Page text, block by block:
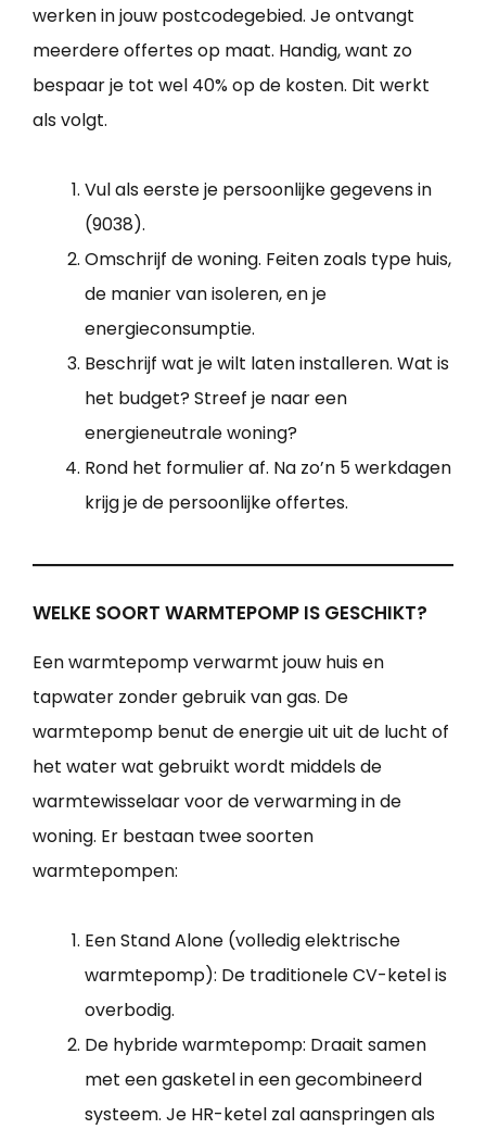
werken in jouw postcodegebied. Je ontvangt
meerdere offertes op maat. Handig, want zo
bespaar je tot wel 40% op de kosten. Dit werkt
als volgt.
Vul als eerste je persoonlijke gegevens in
(9038).
Omschrijf de woning. Feiten zoals type huis,
de manier van isoleren, en je
energieconsumptie.
Beschrijf wat je wilt laten installeren. Wat is
het budget? Streef je naar een
energieneutrale woning?
Rond het formulier af. Na zo’n 5 werkdagen
krijg je de persoonlijke offertes.
WELKE SOORT WARMTEPOMP IS GESCHIKT?
Een warmtepomp verwarmt jouw huis en
tapwater zonder gebruik van gas. De
warmtepomp benut de energie uit uit de lucht of
het water wat gebruikt wordt middels de
warmtewisselaar voor de verwarming in de
woning. Er bestaan twee soorten
warmtepompen:
Een Stand Alone (volledig elektrische
warmtepomp): De traditionele CV-ketel is
overbodig.
De hybride warmtepomp: Draait samen
met een gasketel in een gecombineerd
systeem. Je HR-ketel zal aanspringen als